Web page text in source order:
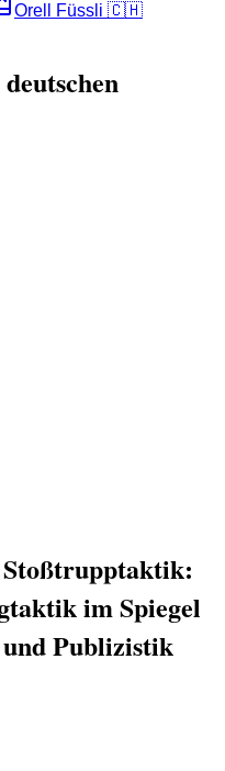
Orell Füssli 🇨🇭
im Spiegel
Publizistik